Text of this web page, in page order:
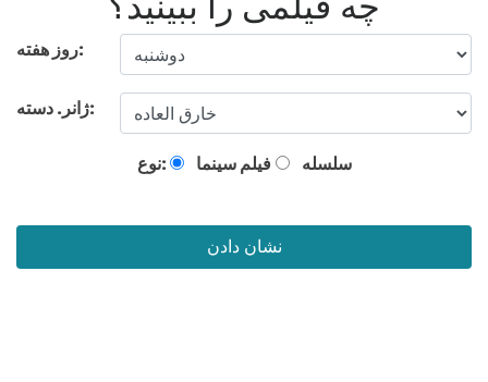
روز هفته:
ژانر. دسته:
نوع: فیلم سینما سلسله
نشان دادن